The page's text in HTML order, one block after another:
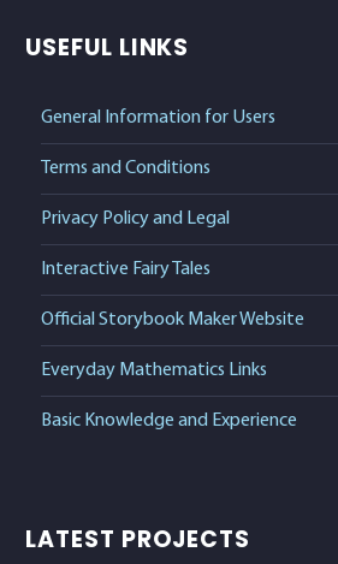
USEFUL LINKS
General Information for Users
Terms and Conditions
Privacy Policy and Legal
Interactive Fairy Tales
Official Storybook Maker Website
Everyday Mathematics Links
Basic Knowledge and Experience
LATEST PROJECTS